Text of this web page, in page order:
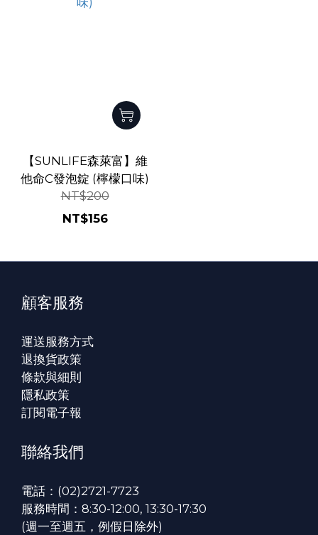
【SUNLIFE森萊富】維
他命C發泡錠 (檸檬口味)
NT$200
NT$156
顧客服務
運送服務方式
退換貨政策
條款與細則
隱私政策
訂閱電子報
聯絡我們
電話：(02)2721-7723
服務時間：8:30-12:00, 13:30-17:30
(週一至週五，例假日除外)